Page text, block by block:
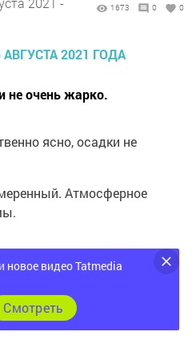
1673 0 0
не очень жарко.
ясно, осадки не
Атмосферное
+21, днем +25, ночью +14.
новое видео Tatmedia
Cмотреть